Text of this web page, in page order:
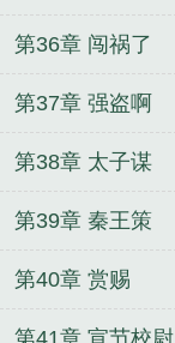
第36章 闯祸了
第37章 强盗啊
第38章 太子谋
第39章 秦王策
第40章 赏赐